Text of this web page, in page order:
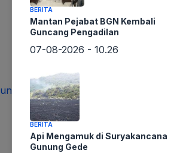
Terkuak
BERITA
Mantan Pejabat BGN Kembali
Guncang Pengadilan
07-08-2026 - 10.26
BERITA
Api Mengamuk di Suryakancana
Gunung Gede